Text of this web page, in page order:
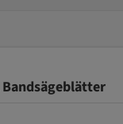
Bandsägeblätter